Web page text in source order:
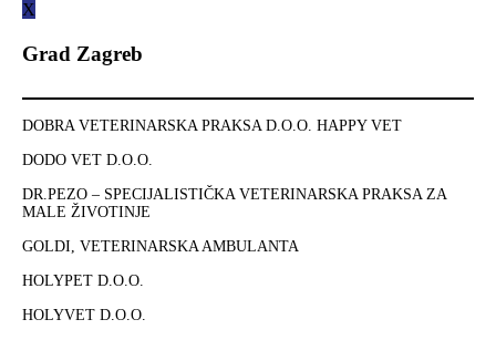
X
Grad Zagreb
DOBRA VETERINARSKA PRAKSA D.O.O. HAPPY VET
DODO VET D.O.O.
DR.PEZO – SPECIJALISTIČKA VETERINARSKA PRAKSA ZA
MALE ŽIVOTINJE
GOLDI, VETERINARSKA AMBULANTA
HOLYPET D.O.O.
HOLYVET D.O.O.